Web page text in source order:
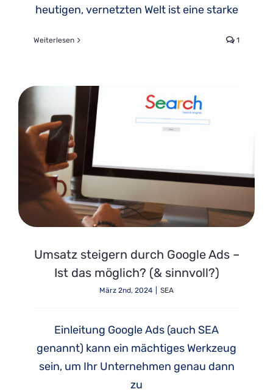
heutigen, vernetzten Welt ist eine starke
Weiterlesen 1
Umsatz steigern durch Google Ads –
Ist das möglich? (& sinnvoll?)
März 2nd, 2024 SEA
Einleitung Google Ads (auch SEA
genannt) kann ein mächtiges Werkzeug
sein, um Ihr Unternehmen genau dann
zu